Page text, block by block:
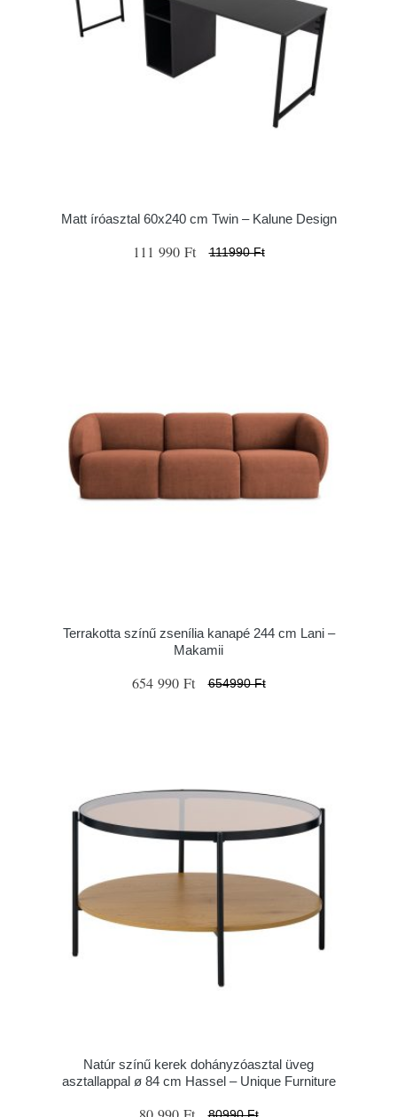
Matt íróasztal 60x240 cm Twin – Kalune Design
111 990 Ft 111990 Ft
Terrakotta színű zsenília kanapé 244 cm Lani –
Makamii
654 990 Ft 654990 Ft
Natúr színű kerek dohányzóasztal üveg
asztallappal ø 84 cm Hassel – Unique Furniture
80990 Ft